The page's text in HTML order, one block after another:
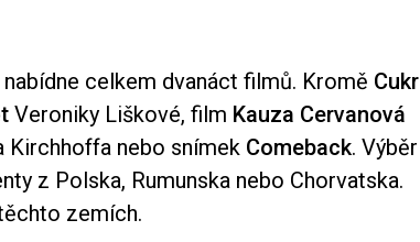
celkem dvanáct filmů. Kromě Cukr
Veroniky Liškové, film Kauza Cervanová
Kirchhoffa nebo snímek Comeback. Výběr
z Polska, Rumunska nebo Chorvatska.
zemích.